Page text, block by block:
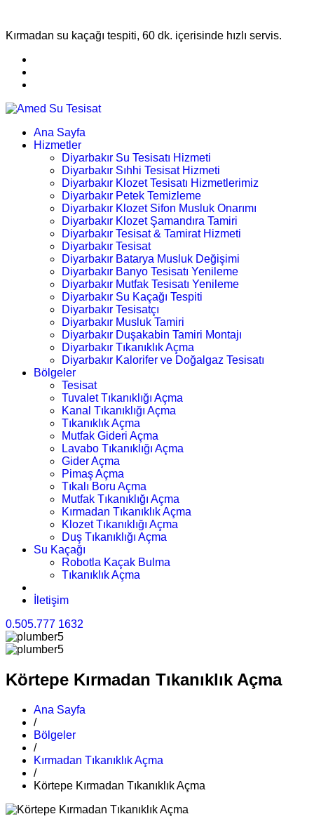
Kırmadan su kaçağı tespiti, 60 dk. içerisinde hızlı servis.
Ana Sayfa
Hizmetler
Diyarbakır Su Tesisatı Hizmeti
Diyarbakır Sıhhi Tesisat Hizmeti
Diyarbakır Klozet Tesisatı Hizmetlerimiz
Diyarbakır Petek Temizleme
Diyarbakır Klozet Sifon Musluk Onarımı
Diyarbakır Klozet Şamandıra Tamiri
Diyarbakır Tesisat & Tamirat Hizmeti
Diyarbakır Tesisat
Diyarbakır Batarya Musluk Değişimi
Diyarbakır Banyo Tesisatı Yenileme
Diyarbakır Mutfak Tesisatı Yenileme
Diyarbakır Su Kaçağı Tespiti
Diyarbakır Tesisatçı
Diyarbakır Musluk Tamiri
Diyarbakır Duşakabin Tamiri Montajı
Diyarbakır Tıkanıklık Açma
Diyarbakır Kalorifer ve Doğalgaz Tesisatı
Bölgeler
Tesisat
Tuvalet Tıkanıklığı Açma
Kanal Tıkanıklığı Açma
Tıkanıklık Açma
Mutfak Gideri Açma
Lavabo Tıkanıklığı Açma
Gider Açma
Pimaş Açma
Tıkalı Boru Açma
Mutfak Tıkanıklığı Açma
Kırmadan Tıkanıklık Açma
Klozet Tıkanıklığı Açma
Duş Tıkanıklığı Açma
Su Kaçağı
Robotla Kaçak Bulma
Tıkanıklık Açma
İletişim
0.505.777 1632
Körtepe Kırmadan Tıkanıklık Açma
Ana Sayfa
/
Bölgeler
/
Kırmadan Tıkanıklık Açma
/
Körtepe Kırmadan Tıkanıklık Açma